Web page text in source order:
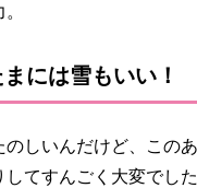
には雪もいい！
のしいんだけど、この
てすんごく大変でした